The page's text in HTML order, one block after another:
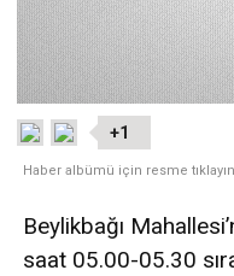
+1
Haber albümü için resme tıklayın
Beylikbağı
saat 05.00-05.30